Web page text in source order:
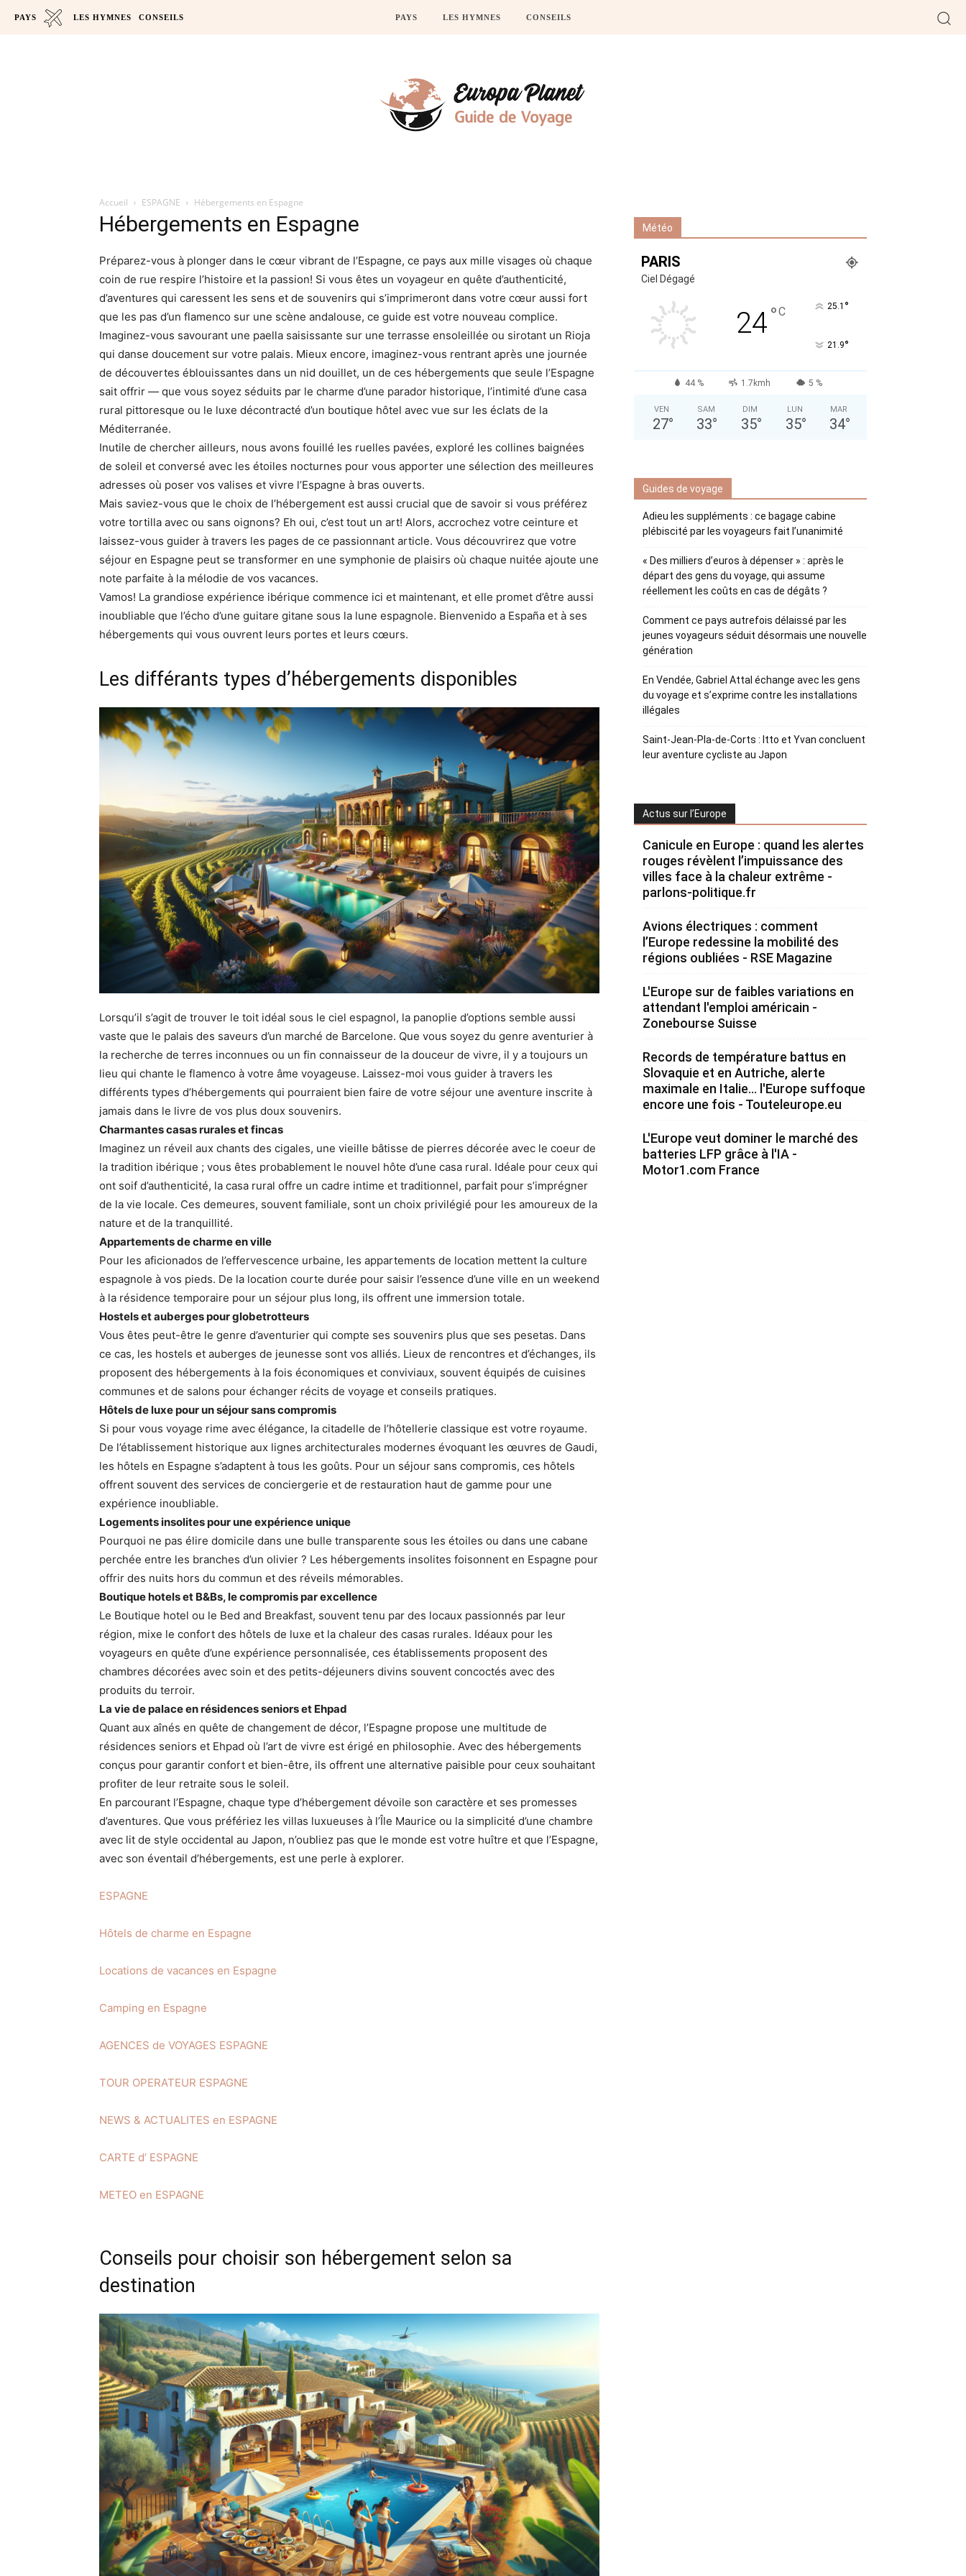
PAYS LES HYMNES CONSEILS PAYS LES HYMNES CONSEILS
Accueil ESPAGNE Hébergements en Espagne
Hébergements en Espagne
Préparez-vous à plonger dans le cœur vibrant de l’Espagne, ce pays aux mille visages où chaque
coin de rue respire l’histoire et la passion! Si vous êtes un voyageur en quête d’authenticité,
d’aventures qui caressent les sens et de souvenirs qui s’imprimeront dans votre cœur aussi fort
que les pas d’un flamenco sur une scène andalouse, ce guide est votre nouveau complice.
Imaginez-vous savourant une paella saisissante sur une terrasse ensoleillée ou sirotant un Rioja
qui danse doucement sur votre palais. Mieux encore, imaginez-vous rentrant après une journée
de découvertes éblouissantes dans un nid douillet, un de ces hébergements que seule l’Espagne
sait offrir — que vous soyez séduits par le charme d’une parador historique, l’intimité d’une casa
rural pittoresque ou le luxe décontracté d’un boutique hôtel avec vue sur les éclats de la
Méditerranée.
Inutile de chercher ailleurs, nous avons fouillé les ruelles pavées, exploré les collines baignées
de soleil et conversé avec les étoiles nocturnes pour vous apporter une sélection des meilleures
adresses où poser vos valises et vivre l’Espagne à bras ouverts.
Mais saviez-vous que le choix de l’hébergement est aussi crucial que de savoir si vous préférez
votre tortilla avec ou sans oignons? Eh oui, c’est tout un art! Alors, accrochez votre ceinture et
laissez-vous guider à travers les pages de ce passionnant article. Vous découvrirez que votre
séjour en Espagne peut se transformer en une symphonie de plaisirs où chaque nuitée ajoute une
note parfaite à la mélodie de vos vacances.
Vamos! La grandiose expérience ibérique commence ici et maintenant, et elle promet d’être aussi
inoubliable que l’écho d’une guitare gitane sous la lune espagnole. Bienvenido a España et à ses
hébergements qui vous ouvrent leurs portes et leurs cœurs.
Les différants types d’hébergements disponibles
Lorsqu’il s’agit de trouver le toit idéal sous le ciel espagnol, la panoplie d’options semble aussi
vaste que le palais des saveurs d’un marché de Barcelone. Que vous soyez du genre aventurier à
la recherche de terres inconnues ou un fin connaisseur de la douceur de vivre, il y a toujours un
lieu qui chante le flamenco à votre âme voyageuse. Laissez-moi vous guider à travers les
différents types d’hébergements qui pourraient bien faire de votre séjour une aventure inscrite à
jamais dans le livre de vos plus doux souvenirs.
Charmantes casas rurales et fincas
Imaginez un réveil aux chants des cigales, une vieille bâtisse de pierres décorée avec le coeur de
la tradition ibérique ; vous êtes probablement le nouvel hôte d’une casa rural. Idéale pour ceux qui
ont soif d’authenticité, la casa rural offre un cadre intime et traditionnel, parfait pour s’imprégner
de la vie locale. Ces demeures, souvent familiale, sont un choix privilégié pour les amoureux de la
nature et de la tranquillité.
Appartements de charme en ville
Pour les aficionados de l’effervescence urbaine, les appartements de location mettent la culture
espagnole à vos pieds. De la location courte durée pour saisir l’essence d’une ville en un weekend
à la résidence temporaire pour un séjour plus long, ils offrent une immersion totale.
Hostels et auberges pour globetrotteurs
Vous êtes peut-être le genre d’aventurier qui compte ses souvenirs plus que ses pesetas. Dans
ce cas, les hostels et auberges de jeunesse sont vos alliés. Lieux de rencontres et d’échanges, ils
proposent des hébergements à la fois économiques et conviviaux, souvent équipés de cuisines
communes et de salons pour échanger récits de voyage et conseils pratiques.
Hôtels de luxe pour un séjour sans compromis
Si pour vous voyage rime avec élégance, la citadelle de l’hôtellerie classique est votre royaume.
De l’établissement historique aux lignes architecturales modernes évoquant les œuvres de Gaudi,
les hôtels en Espagne s’adaptent à tous les goûts. Pour un séjour sans compromis, ces hôtels
offrent souvent des services de conciergerie et de restauration haut de gamme pour une
expérience inoubliable.
Logements insolites pour une expérience unique
Pourquoi ne pas élire domicile dans une bulle transparente sous les étoiles ou dans une cabane
perchée entre les branches d’un olivier ? Les hébergements insolites foisonnent en Espagne pour
offrir des nuits hors du commun et des réveils mémorables.
Boutique hotels et B&Bs, le compromis par excellence
Le Boutique hotel ou le Bed and Breakfast, souvent tenu par des locaux passionnés par leur
région, mixe le confort des hôtels de luxe et la chaleur des casas rurales. Idéaux pour les
voyageurs en quête d’une expérience personnalisée, ces établissements proposent des
chambres décorées avec soin et des petits-déjeuners divins souvent concoctés avec des
produits du terroir.
La vie de palace en résidences seniors et Ehpad
Quant aux aînés en quête de changement de décor, l’Espagne propose une multitude de
résidences seniors et Ehpad où l’art de vivre est érigé en philosophie. Avec des hébergements
conçus pour garantir confort et bien-être, ils offrent une alternative paisible pour ceux souhaitant
profiter de leur retraite sous le soleil.
En parcourant l’Espagne, chaque type d’hébergement dévoile son caractère et ses promesses
d’aventures. Que vous préfériez les villas luxueuses à l’Île Maurice ou la simplicité d’une chambre
avec lit de style occidental au Japon, n’oubliez pas que le monde est votre huître et que l’Espagne,
avec son éventail d’hébergements, est une perle à explorer.
ESPAGNE
Hôtels de charme en Espagne
Locations de vacances en Espagne
Camping en Espagne
AGENCES de VOYAGES ESPAGNE
TOUR OPERATEUR ESPAGNE
NEWS & ACTUALITES en ESPAGNE
CARTE d’ ESPAGNE
METEO en ESPAGNE
Conseils pour choisir son hébergement selon sa
destination
Météo
PARIS
Ciel Dégagé
24°C 25.1 °
21.9°
44 % 1.7kmh 5 %
VEN
27°
SAM
33°
DIM
35°
LUN
35°
MAR
34°
Guides de voyage
Adieu les suppléments : ce bagage cabine
plébiscité par les voyageurs fait l’unanimité
« Des milliers d’euros à dépenser » : après le
départ des gens du voyage, qui assume
réellement les coûts en cas de dégâts ?
Comment ce pays autrefois délaissé par les
jeunes voyageurs séduit désormais une nouvelle
génération
En Vendée, Gabriel Attal échange avec les gens
du voyage et s’exprime contre les installations
illégales
Saint-Jean-Pla-de-Corts : Itto et Yvan concluent
leur aventure cycliste au Japon
Actus sur l’Europe
Canicule en Europe : quand les alertes
rouges révèlent l’impuissance des
villes face à la chaleur extrême -
parlons-politique.fr
Avions électriques : comment
l’Europe redessine la mobilité des
régions oubliées - RSE Magazine
L'Europe sur de faibles variations en
attendant l'emploi américain -
Zonebourse Suisse
Records de température battus en
Slovaquie et en Autriche, alerte
maximale en Italie... l'Europe suffoque
encore une fois - Touteleurope.eu
L'Europe veut dominer le marché des
batteries LFP grâce à l'IA -
Motor1.com France